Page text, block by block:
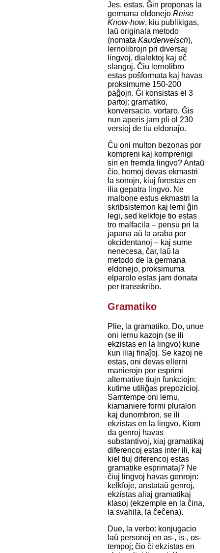
Jes, estas. Ĝin proponas la
germana eldonejo Reise
Know-how, kiu publikigas,
laŭ originala metodo
(nomata Kauderwelsch),
lernolibrojn pri diversaj
lingvoj, dialektoj kaj eĉ
slangoj. Ĉiu lernolibro
estas poŝformata kaj havas
proksimume 150-200
paĝojn. Ĝi konsistas el 3
partoj: gramatiko,
konversacio, vortaro. Ĝis
nun aperis jam pli ol 230
versioj de tiu eldonaĵo.
Ĉu oni multon bezonas por
kompreni kaj komprenigi
sin en fremda lingvo? Antaŭ
ĉio, homoj devas ekmastri
la sonojn, kiuj forestas en
ilia gepatra lingvo. Ne
malbone estus ekmastri la
skribsistemon kaj lerni ĝin
legi, sed kelkfoje tio estas
tro malfacila – pensu pri la
japana aŭ la araba por
okcidentanoj – kaj sume
nenecesa, ĉar, laŭ la
metodo de la germana
eldonejo, proksimuma
elparolo estas jam donata
per transskribo.
Gramatiko
Plie, la gramatiko. Do, unue
oni lernu kazojn (se ili
ekzistas en la lingvo) kune
kun iliaj finaĵoj. Se kazoj ne
estas, oni devas ellerni
manierojn por esprimi
alternative tiujn funkciojn:
kutime utiliĝas prepozicioj.
Samtempe oni lernu,
kiamaniere formi pluralon
kaj dunombron, se ili
ekzistas en la lingvo. Kiom
da genroj havas
substantivoj, kiaj gramatikaj
diferencoj estas inter ili, kaj
kiel tiuj diferencoj estas
gramatike esprimataj? Ne
ĉiuj lingvoj havas genrojn:
kelkfoje, anstataŭ genroj,
ekzistas aliaj gramatikaj
klasoj (ekzemple en la ĉina,
la svahila, la ĉeĉena).
Due, la verbo: konjugacio
laŭ personoj en as-, is-, os-
tempoj; ĉio ĉi ekzistas en